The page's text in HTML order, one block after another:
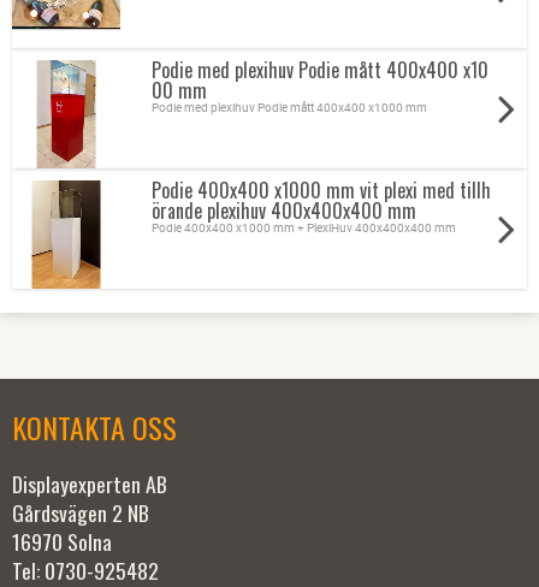
Podie med plexihuv Podie mått 400x400 x10
00 mm
Podie med plexihuv Podie mått 400x400 x1000 mm
Podie 400x400 x1000 mm vit plexi med tillh
örande plexihuv 400x400x400 mm
Podie 400x400 x1000 mm + PlexiHuv 400x400x400 mm
KONTAKTA OSS
Displayexperten AB
Gårdsvägen 2 NB
16970 Solna
Tel: 0730-925482